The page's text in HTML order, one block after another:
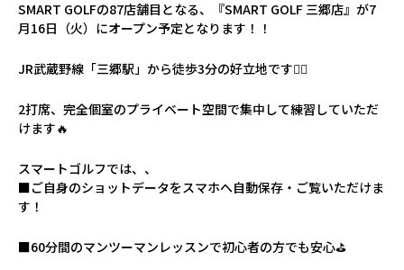
SMART GOLFの87店舗目となる、『SMART GOLF 三郷店』が7
月16日（火）にオープン予定となります！！
JR武蔵野線「三郷駅」から徒歩3分の好立地です🚶‍♀️
2打席、完全個室のプライベート空間で集中して練習していただ
けます🔥
スマートゴルフでは、、
■ご自身のショットデータをスマホへ自動保存・ご覧いただけま
す！
■60分間のマンツーマンレッスンで初心者の方でも安心⛳️